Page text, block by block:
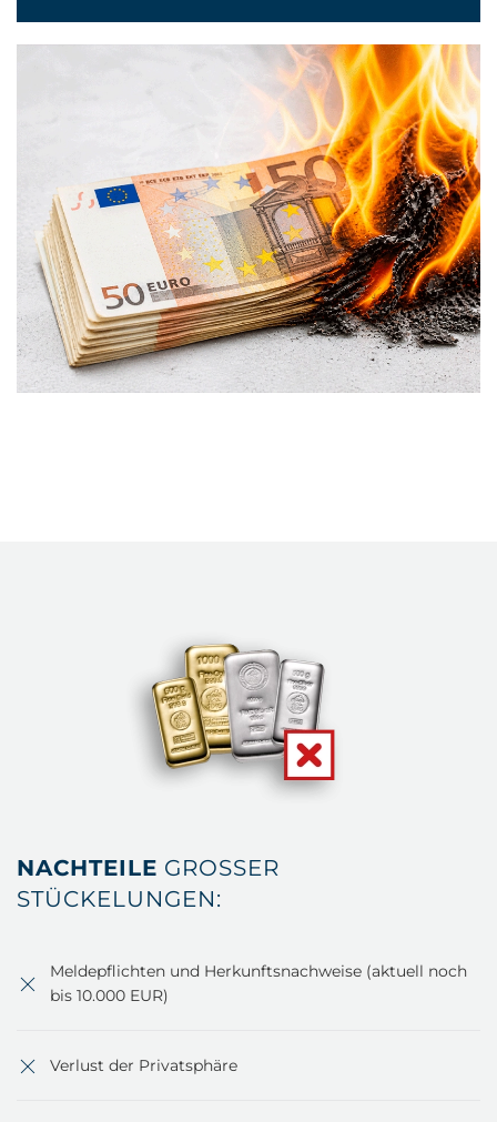
NACHTEILE GROSSER S
TÜCKELUNGEN:
Meldepflichten und Herkunftsnachweise (aktuell noch
bis 10.000 EUR)
Verlust der Privatsphäre